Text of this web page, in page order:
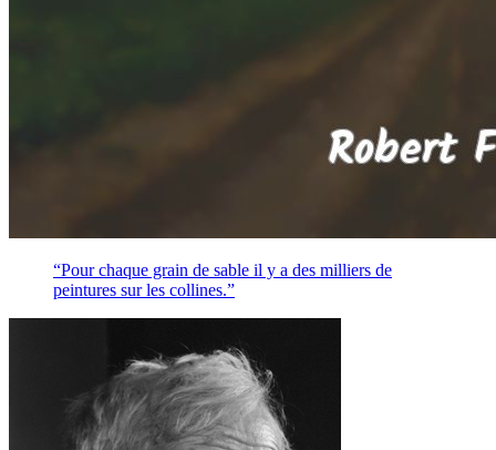
“Pour chaque grain de sable il y a des milliers de
peintures sur les collines.”